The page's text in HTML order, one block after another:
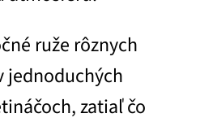
ruže rôznych
jednoduchých
zatiaľ čo